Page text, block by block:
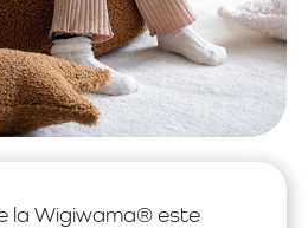
la Wigiwama® este